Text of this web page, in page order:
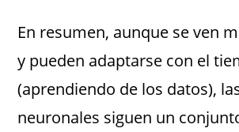
En resumen, aunque se ven
y pueden adaptarse con el
(aprendiendo de los datos),
neuronales siguen un